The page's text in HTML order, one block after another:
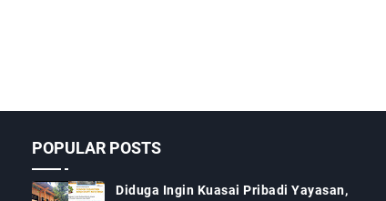
POPULAR POSTS
Diduga Ingin Kuasai Pribadi Yayasan,